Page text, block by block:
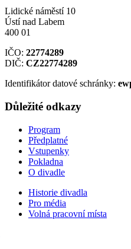
Lidické náměstí 10
Ústí nad Labem
400 01
IČO: 22774289
DIČ: CZ22774289
Identifikátor datové schránky:
Důležité odkazy
Program
Předplatné
Vstupenky
Pokladna
O divadle
Historie divadla
Pro média
Volná pracovní místa